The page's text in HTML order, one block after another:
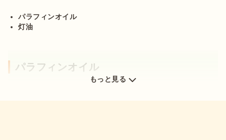
パラフィンオイル
灯油
パラフィンオイル
もっと見る